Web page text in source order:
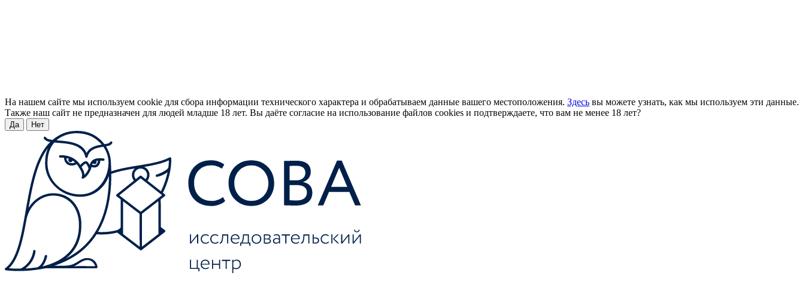
На нашем сайте мы используем cookie для сбора информации технического характера и обрабатываем данные вашего местоположения. Здесь вы можете узнать, как мы используем эти данные.
Также наш сайт не предназначен для людей младше 18 лет. Вы даёте согласие на использование файлов cookies и подтверждаете, что вам не менее 18 лет?
Да Нет